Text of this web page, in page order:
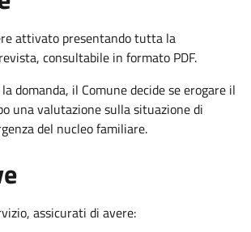
attivato presentando tutta la
consultabile in formato PDF.
domanda, il Comune decide se erogare il
una valutazione sulla situazione di
del nucleo familiare.
assicurati di avere: